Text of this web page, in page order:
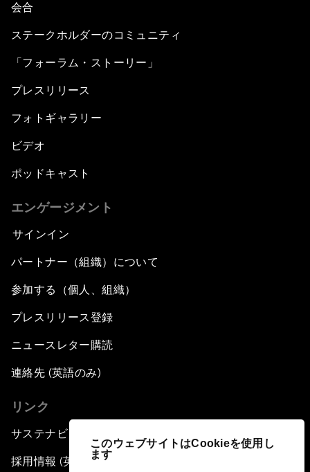
このウェブサイトはCookieを使用し
ます
会合
ステークホルダーのコミュニティ
「フォーラム・ストーリー」
プレスリリース
フォトギャラリー
ビデオ
ポッドキャスト
エンゲージメント
サインイン
パートナー（組織）について
参加する（個人、組織）
プレスリリース登録
ニュースレター購読
連絡先 (英語のみ)
リンク
サステナビリティへの取り組み
採用情報 (英語のみ)